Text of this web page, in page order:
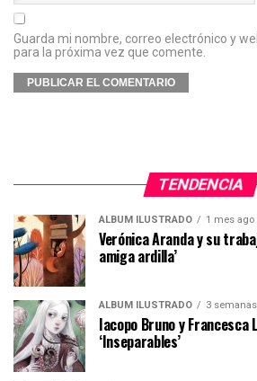
Guarda mi nombre, correo electrónico y
para la próxima vez que comente.
TENDENCIA
ÁLBUM ILUSTRADO 1 mes ago
Verónica Aranda y su
amiga ardilla’
ÁLBUM ILUSTRADO 3
Iacopo Bruno y Francesca
‘Inseparables’